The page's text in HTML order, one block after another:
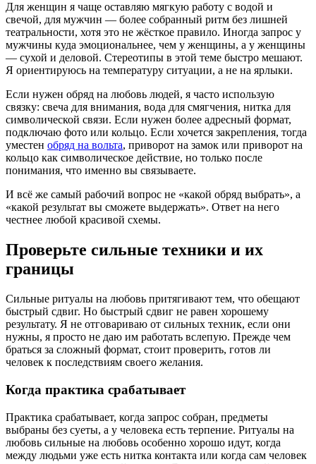
Для женщин я чаще оставляю мягкую работу с водой и
свечой, для мужчин — более собранный ритм без лишней
театральности, хотя это не жёсткое правило. Иногда запрос у
мужчины куда эмоциональнее, чем у женщины, а у женщины
— сухой и деловой. Стереотипы в этой теме быстро мешают.
Я ориентируюсь на температуру ситуации, а не на ярлыки.
Если нужен обряд на любовь людей, я часто использую
связку: свеча для внимания, вода для смягчения, нитка для
символической связи. Если нужен более адресный формат,
подключаю фото или кольцо. Если хочется закрепления, тогда
уместен обряд на вольта, приворот на замок или приворот на
кольцо как символическое действие, но только после
понимания, что именно вы связываете.
И всё же самый рабочий вопрос не «какой обряд выбрать», а
«какой результат вы сможете выдержать». Ответ на него
честнее любой красивой схемы.
Проверьте сильные техники и их
границы
Сильные ритуалы на любовь притягивают тем, что обещают
быстрый сдвиг. Но быстрый сдвиг не равен хорошему
результату. Я не отговариваю от сильных техник, если они
нужны, я просто не даю им работать вслепую. Прежде чем
браться за сложный формат, стоит проверить, готов ли
человек к последствиям своего желания.
Когда практика срабатывает
Практика срабатывает, когда запрос собран, предметы
выбраны без суеты, а у человека есть терпение. Ритуалы на
любовь сильные на любовь особенно хорошо идут, когда
между людьми уже есть нитка контакта или когда сам человек